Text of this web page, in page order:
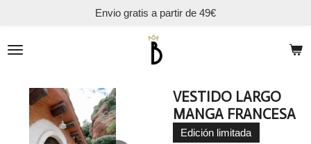
contenido
Envio gratis a partir de 49€
VESTIDO LARGO
MANGA FRANCESA
Edición limitada